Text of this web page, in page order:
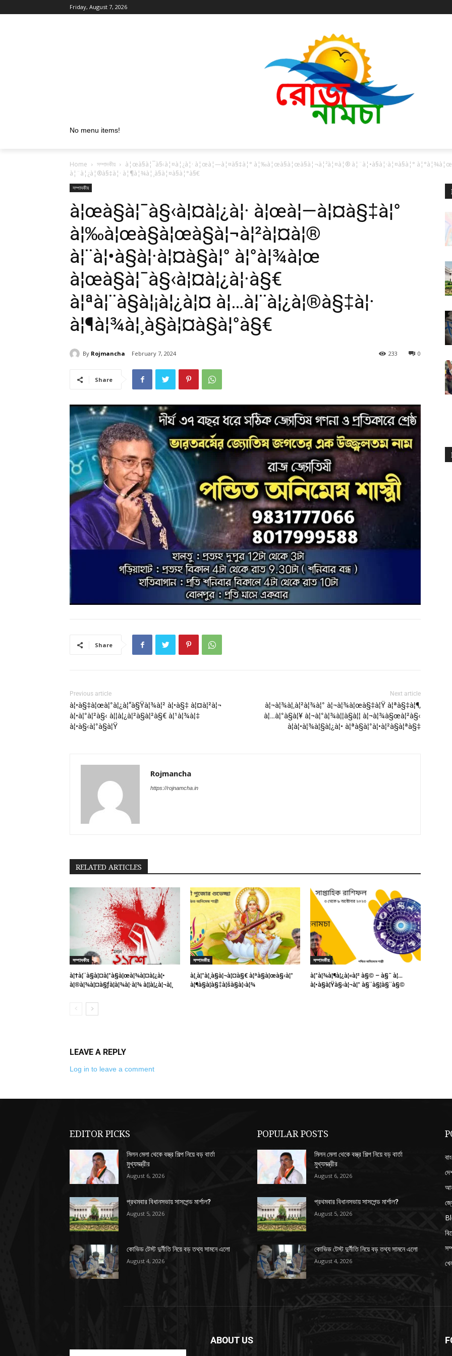
Friday, August 7, 2026
No menu items!
Home সম্পাদকীয়
à¦œà§à¦¯à§‹à¦¤à¦¿à¦· à¦œà¦—à¦¤à§‡à¦° à¦‰à¦œà§à¦œà§à¦¬à¦²à¦¤à¦® à¦¨à¦•à§à¦·à¦¤à§à¦° à¦°à¦¾à¦œ
à¦¨à¦¿à¦®à§‡à¦· à¦¶à¦¾à¦¸à§à¦¤à§à¦°à§€
সম্পাদকীয়
à¦œà§à¦¯à§‹à¦¤à¦¿à¦· à¦œà¦—à¦¤à§‡à¦°
à¦‰à¦œà§à¦œà§à¦¬à¦²à¦¤à¦®
à¦¨à¦•à§à¦·à¦¤à§à¦° à¦°à¦¾à¦œ
à¦œà§à¦¯à§‹à¦¤à¦¿à¦·à§€
à¦ªà¦¨à§à¦¡à¦¿à¦¤ à¦…à¦¨à¦¿à¦®à§‡à¦·
à¦¶à¦¾à¦¸à§à¦¤à§à¦°à§€
By Rojmancha February 7, 2024 0
233
Share
Share
Previous article
à¦•à§‡à¦œà¦°à¦¿à¦“à§Ÿà¦¾à¦² à¦•à§‡ à¦¤à¦²à¦¬
à¦•à¦°à¦²à§‹ à¦¦à¦¿à¦²à§à¦²à§€ à¦¹à¦¾à¦‡
à¦•à§‹à¦°à§à¦Ÿ
Next article
à¦¬à¦¾à¦‚à¦²à¦¾à¦° à¦¬à¦¾à¦œà§‡à¦Ÿ à¦ªà§‡à¦¶,
à¦…à¦°à§à¦¥ à¦¬à¦°à¦¾à¦¦à§à¦¦ à¦¬à¦¾à§œà¦²à§‹
à¦à¦•à¦¾à¦§à¦¿à¦• à¦ªà§à¦°à¦•à¦²à§à¦ªà§‡
Rojmancha
https://rojnamcha.in
RELATED ARTICLES
সম্পাদকীয়
à¦†à¦¨à§à¦¤à¦°à§à¦œà¦¾à¦¤à¦¿à¦•
à¦®à¦¾à¦¤à§ƒà¦­à¦¾à¦·à¦¾ à¦¦à¦¿à¦¬à¦¸
সম্পাদকীয়
à¦¸à¦°à¦¸à§à¦¬à¦¤à§€ à¦ªà§à¦œà§‹à¦°
à¦¶à§à¦­à§‡à¦šà§à¦›à¦¾
সম্পাদকীয়
à¦°à¦¾à¦¶à¦¿à¦«à¦² à§© – à§¯ à¦…
à¦•à§à¦Ÿà§‹à¦¬à¦° à§¨à§¦à§¨à§©
LEAVE A REPLY
Log in to leave a comment
EDITOR PICKS
মিলন মেলা থেকে বস্ত্র শিল্প নিয়ে বড় বার্তা
মুখ্যমন্ত্রীর
August 6, 2026
প্রথমবার বিধানসভায় সাসপেন্ড মার্শাল?
August 5, 2026
কোভিড টেস্ট দুর্নীতি নিয়ে বড় তথ্য সামনে এলো
August 4, 2026
POPULAR POSTS
মিলন মেলা থেকে বস্ত্র শিল্প নিয়ে বড় বার্তা
মুখ্যমন্ত্রীর
August 6, 2026
প্রথমবার বিধানসভায় সাসপেন্ড মার্শাল?
August 5, 2026
কোভিড টেস্ট দুর্নীতি নিয়ে বড় তথ্য সামনে এলো
August 4, 2026
ABOUT US